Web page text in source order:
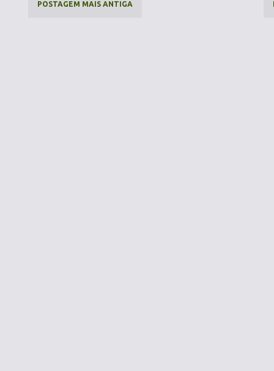
POSTAGEM MAIS ANTIGA